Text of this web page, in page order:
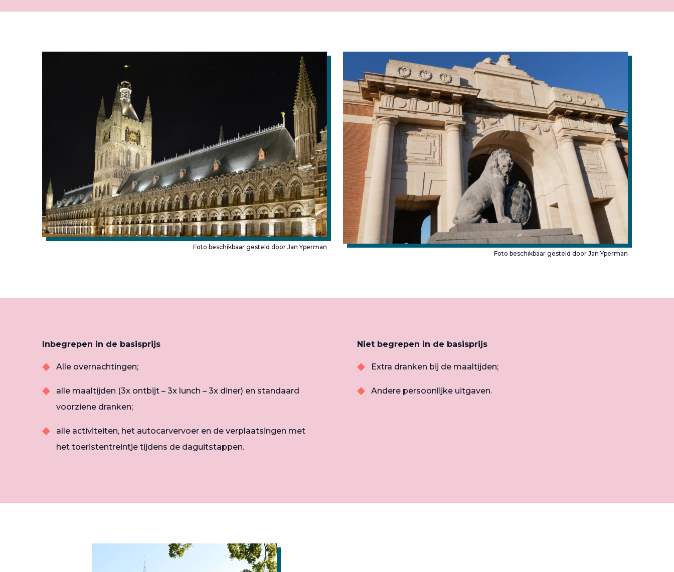
Foto beschikbaar gesteld door Jan Yperman
Foto beschikbaar gesteld door Jan Yperman
Inbegrepen in de basisprijs
Alle overnachtingen;
alle maaltijden (3x ontbijt – 3x lunch – 3x diner) en standaard
voorziene dranken;
alle activiteiten, het autocarvervoer en de verplaatsingen met
het toeristentreintje tijdens de daguitstappen.
Niet begrepen in de basisprijs
Extra dranken bij de maaltijden;
Andere persoonlijke uitgaven.